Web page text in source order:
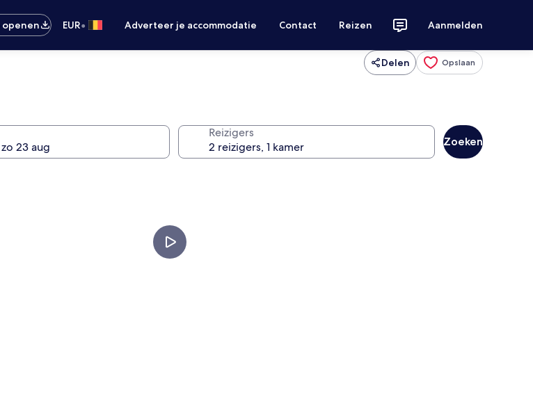
openen
EUR• Adverteer je accommodatie Contact Reizen Aanmelden
Delen Opslaan
Reizigers
Zoeken